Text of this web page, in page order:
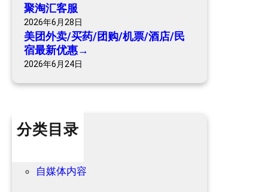
聚淘汇客服
2026年6月28日
美团外卖/买药/团购/机票/酒店/民
宿最新优惠→
2026年6月24日
分类目录
自媒体内容